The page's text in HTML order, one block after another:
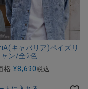
キャバリア)ペイズリ
ャン/全2色
格 ¥8,690税込